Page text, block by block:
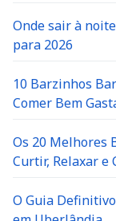
Onde sair à
para 2026
10 Barzinhos
Comer Bem
Os 20 Melhores
Curtir, Relaxar e
O Guia
em Uberlândia